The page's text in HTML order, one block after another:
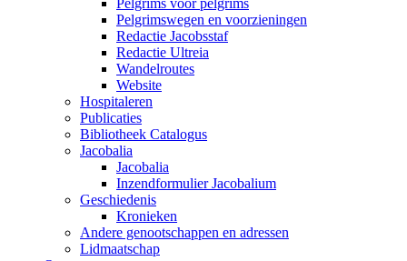
Pelgrims voor pelgrims
Pelgrimswegen en voorzieningen
Redactie Jacobsstaf
Redactie Ultreia
Wandelroutes
Website
Hospitaleren
Publicaties
Bibliotheek Catalogus
Jacobalia
Jacobalia
Inzendformulier Jacobalium
Geschiedenis
Kronieken
Andere genootschappen en adressen
Lidmaatschap